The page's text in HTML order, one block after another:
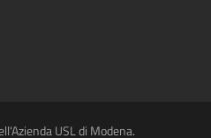
USL di Modena.